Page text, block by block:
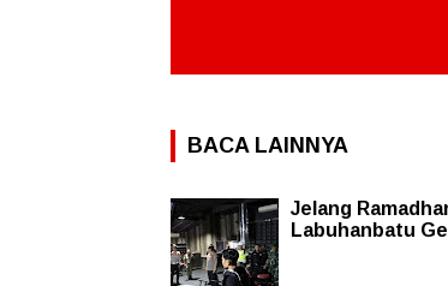
BACA LAINNYA
Jelang
Labuhanbatu